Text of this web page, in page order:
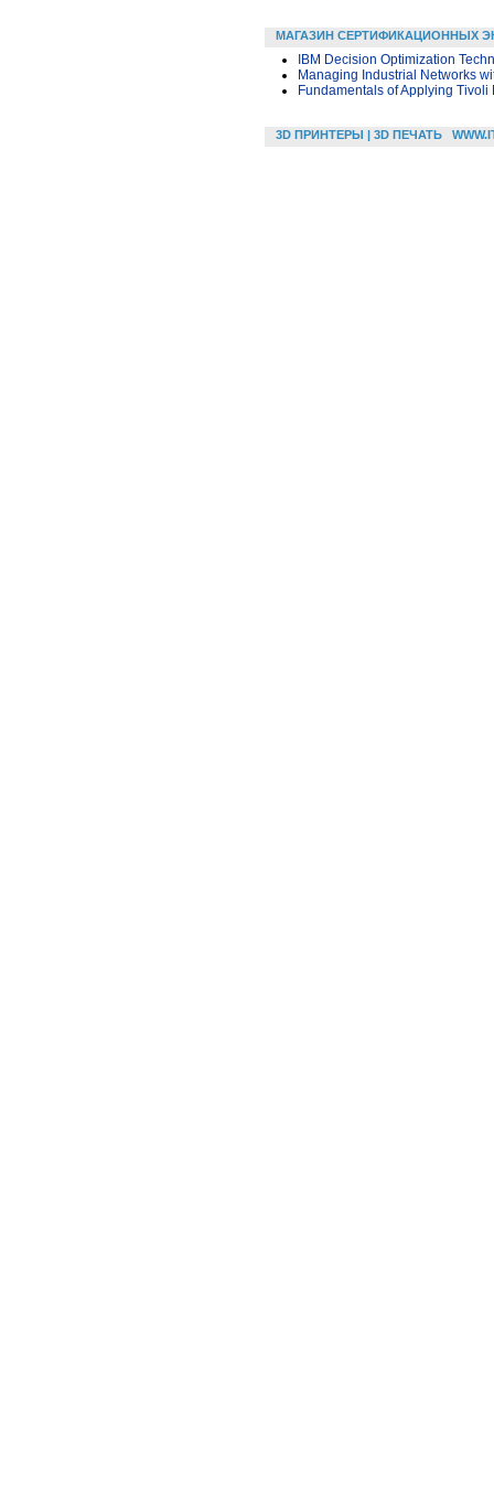
МАГАЗИН СЕРТИФИКАЦИОННЫХ
IBM Decision Optimization
Managing Industrial Networks
Fundamentals of Applying
3D ПРИНТЕРЫ | 3D ПЕЧАТЬ